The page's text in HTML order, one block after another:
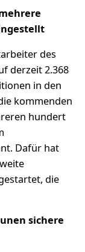
des
derzeit 2.368
in den
kommenden
hundert
Dafür hat
die
sichere